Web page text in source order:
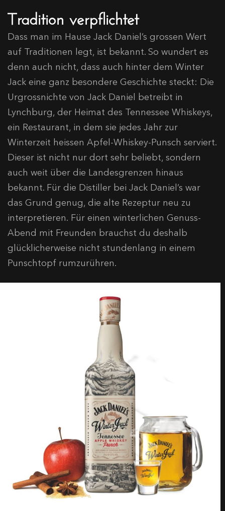
Tradition verpflichtet
Dass man im Hause Jack Daniel’s grossen Wert
auf Traditionen legt, ist bekannt. So wundert es
denn auch nicht, dass auch hinter dem Winter
Jack eine ganz besondere Geschichte steckt: Die
Urgrossnichte von Jack Daniel betreibt in
Lynchburg, der Heimat des Tennessee Whiskeys,
ein Restaurant, in dem sie jedes Jahr zur
Winterzeit heissen Apfel-Whiskey-Punsch serviert.
Dieser ist nicht nur dort sehr beliebt, sondern
auch weit über die Landesgrenzen hinaus
bekannt. Für die Distiller bei Jack Daniel’s war
das Grund genug, die alte Rezeptur neu zu
interpretieren. Für einen winterlichen Genuss-
Abend mit Freunden brauchst du deshalb
glücklicherweise nicht stundenlang in einem
Punschtopf rumzurühren.